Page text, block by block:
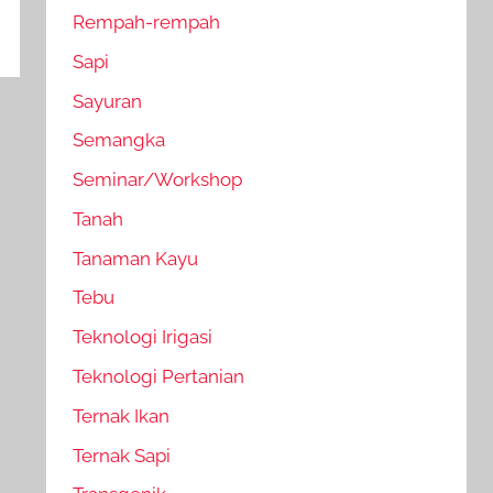
Rempah-rempah
Sapi
Sayuran
Semangka
Seminar/Workshop
Tanah
Tanaman Kayu
Tebu
Teknologi Irigasi
Teknologi Pertanian
Ternak Ikan
Ternak Sapi